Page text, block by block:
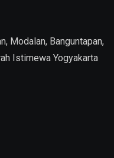
Modalan, Banguntapan,
Istimewa Yogyakarta